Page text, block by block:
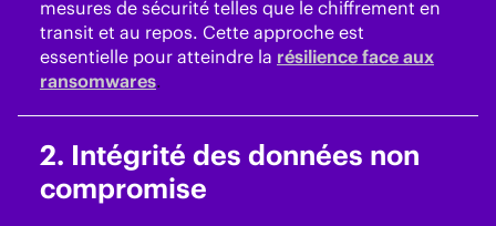
mesures de sécurité telles que le chiffrement en
transit et au repos. Cette approche est
essentielle pour atteindre la résilience face aux
ransomwares.
2. Intégrité des données non
compromise